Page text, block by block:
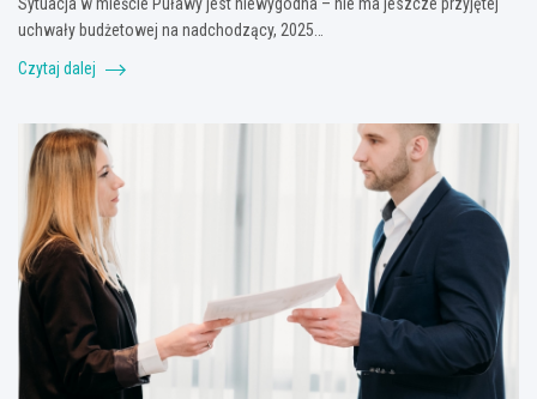
uchwały budżetowej na nadchodzący, 2025…
Czytaj dalej